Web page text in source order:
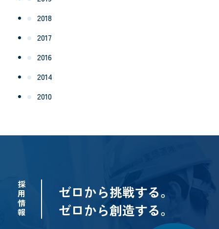
2018
2017
2016
2014
2010
採
用
情
報
ゼロから挑戦する。
ゼロから創造する。